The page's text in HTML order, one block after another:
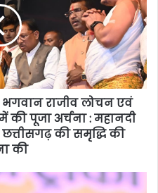
भगवान राजीव लोचन एवं
की पूजा अर्चना : महानदी
की समृद्धि की
की